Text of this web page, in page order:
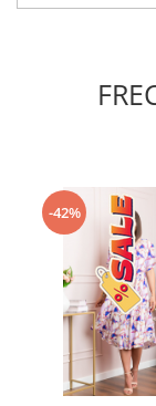
-42%